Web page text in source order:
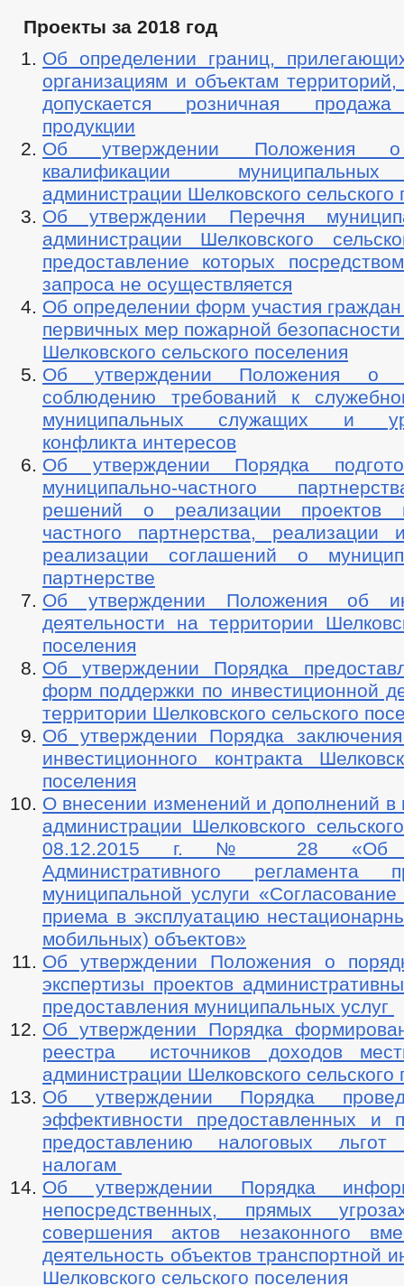
Проекты за 2018 год
Об определении границ,
организациям и объектам
допускается розничная продажа
продукции
Об утверждении Положения
квалификации
администрации Шелковского сельского
Об утверждении Перечня
администрации Шелковского
предоставление которых
запроса не осуществляется
Об определении форм участия
первичных мер пожарной
Шелковского сельского поселения
Об утверждении Положения о
соблюдению требований к
муниципальных служащих и
конфликта интересов
Об утверждении Порядка
муниципально-частного
решений о реализации проектов
частного партнерства, реализации
реализации соглашений о
партнерстве
Об утверждении Положения об
деятельности на территории
поселения
Об утверждении Порядка
форм поддержки по инвестиционной
территории Шелковского сельского
Об утверждении Порядка заключения
инвестиционного контракта
поселения
О внесении изменений и дополнений в
администрации Шелковского
08.12.2015 г. № 28 «Об
Административного регламента
муниципальной услуги
приема в эксплуатацию
мобильных) объектов»
Об утверждении Положения о
экспертизы проектов
предоставления муниципальных услуг
Об утверждении Порядка
реестра источников доходов
администрации Шелковского
Об утверждении Порядка
эффективности предоставленных и
предоставлению налоговых
налогам
Об утверждении Порядка
непосредственных, прямых
совершения актов незаконного
деятельность объектов транспортной
Шелковского сельского поселения